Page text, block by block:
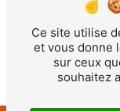
fins probatoires
le droit de vous
démarchage
Bloctel.gouv.fr.
d’informations
Ce site utilise
et vous donne
sur ceux
souhaitez